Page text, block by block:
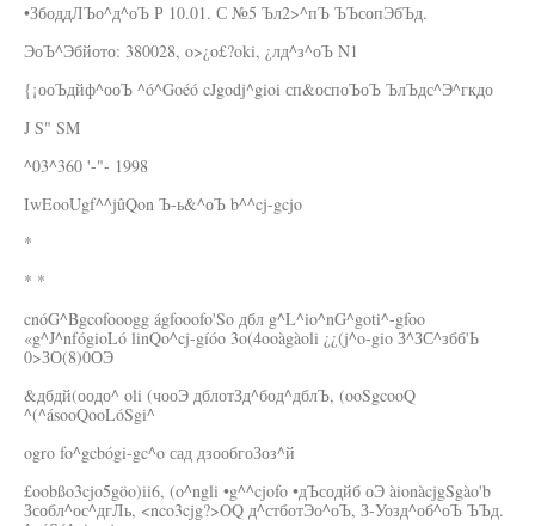
•ЗбоддЛЪо^д^оЪ Р 10.01. С №5 Ъл2>^пЪ ЪЪсопЭбЪд.
ЭоЪ^Эбйото: 380028, o>¿o£?oki, ¿лд^з^оЪ N1
{¡ооЪдйф^ооЪ ^ó^Goéó cJgodj^gioi сп&оспоЪоЪ ЪлЪдс^Э^гкдо
J S" SM
^03^360 '-"- 1998
IwEooUgf^^jûQon Ъ-ь&^оЪ b^^cj-gcjo
*
* *
cnóG^Bgcofooogg ágfooofo'So дбл g^L^io^nG^goti^-gfoo
«g^J^nfógioLó linQo^cj-gíóo 3o(4ooàgàoli ¿¿(j^o-gio З^ЗС^збб'Ь
0>ЗО(8)0ОЭ
&дбдй(оодо^ oli (чооЭ дблотЗд^бод^дблЪ, (ooSgcooQ
^(^ásooQooLóSgi^
ogro fo^gcbógi-gc^o сад дзообгоЗоз^й
£oobßo3cjo5göo)ii6, (o^ngli •g^^cjofo •дЪсодйб оЭ àionàcjgSgào'b
Зсобл^ос^дгЛь, <nco3cjg?>OQ д^стботЭо^оЪ, З-Уозд^об^оЪ ЪЪд.